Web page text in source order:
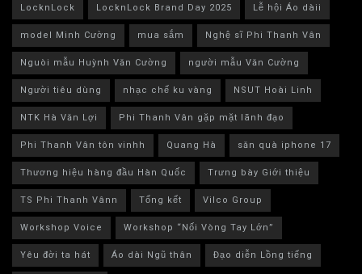
LocknLock
LocknLock Brand Day 2025
Lễ hội Áo dàii
model Minh Cường
mua sắm
Nghệ sĩ Phi Thanh Vân
Nguòi mẫu Huỳnh Văn Cường
người mẫu Văn Cường
Người tiêu dùng
nhạc chế ku vàng
NSUT Hoài Linh
NTK Hà Văn Lợi
Phi Thanh Vân gặp mặt lãnh đạo
Phi Thanh Vân tôn vinhh
Quang Hà
săn quà iphone 17
Thương hiệu hàng đầu Hàn Quốc
Trưng bày Giới thiệu
TS Phi Thanh Vânn
Tổng kết
Vilco Group
Workshop Voice
Workshop “Nối Vòng Tay Lớn”
Yêu đời ta hát
Áo dài Ngũ thân Đạo diễn Lồng tiếng